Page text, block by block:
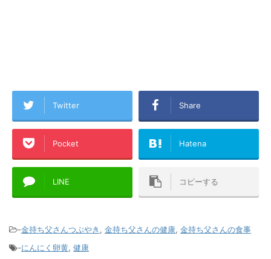
Twitter Share
Pocket Hatena
LINE コピーする
-金持ち父さんつぶやき , 金持ち父さんの健康, 金持ち父さんの食事
-にんにく卵黄, 健康